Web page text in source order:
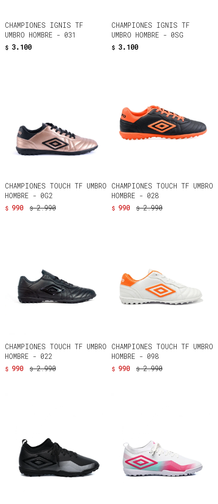
CHAMPIONES IGNIS TF
UMBRO HOMBRE - 031
$ 3.100
CHAMPIONES IGNIS TF
UMBRO HOMBRE - 0SG
$ 3.100
CHAMPIONES TOUCH TF UMBRO
HOMBRE - 0G2
$ 990 $ 2.990
CHAMPIONES TOUCH TF UMBRO
HOMBRE - 028
$ 990 $ 2.990
CHAMPIONES TOUCH TF UMBRO
HOMBRE - 022
$ 990 $ 2.990
CHAMPIONES TOUCH TF UMBRO
HOMBRE - 098
$ 990 $ 2.990